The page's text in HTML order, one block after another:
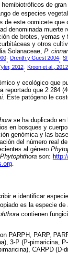
hemibiotróficos de
de especies
de este oomicete que
denominada muerte
de brotes, yemas y
y otros
Solanaceae, P.
; Drenth y Guest 2004;
2012; Kroon et al., 2012
y ecológico que
reportado que 2 284
. Este patógeno le
se ha duplicado
en bosques y
genómica y las
del número real
al género
Phytophthora son:
e identificar
es la especie de
contienen
PARPH, PARP,
3-P (P-pimaricina,
CARPD (D-